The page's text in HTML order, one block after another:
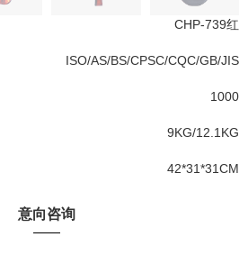
CHP-739红
ISO/AS/BS/CPSC/CQC/GB/JIS
1000
9KG/12.1KG
42*31*31CM
意向咨询